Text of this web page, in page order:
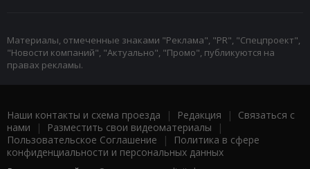
Материалы, отмеченные знаками "Реклама", "PR", "Спецпроект",
"Новости компаний", "Актуально", "Промо", публикуются на
правах рекламы.
Наши контакты и схема проезда | Редакция | Связаться с
нами | Разместить свои видеоматериалы |
Пользовательское Соглашение |
Политика в сфере
конфиденциальности и персональных данных